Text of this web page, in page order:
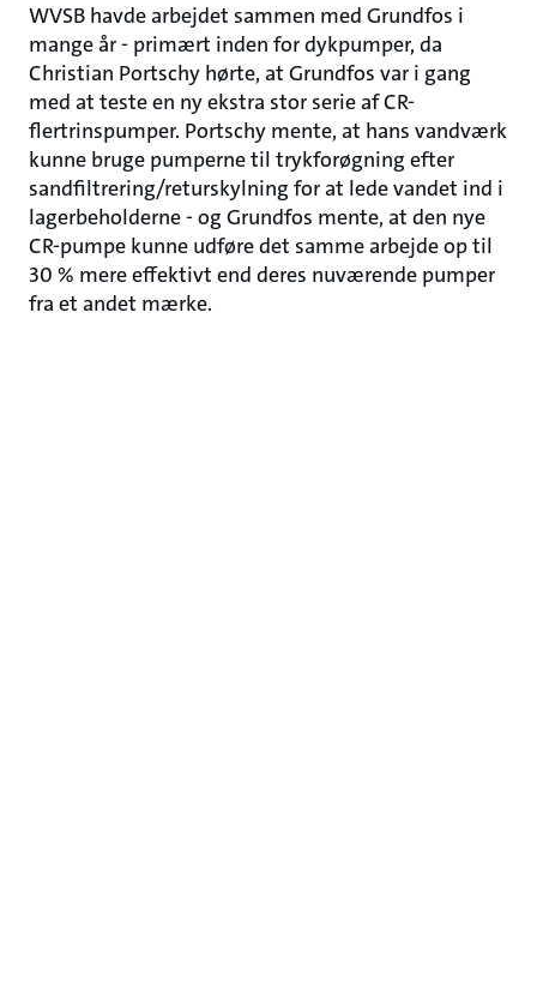
WVSB havde arbejdet sammen med Grundfos i
mange år - primært inden for dykpumper, da
Christian Portschy hørte, at Grundfos var i gang
med at teste en ny ekstra stor serie af CR-
flertrinspumper. Portschy mente, at hans vandværk
kunne bruge pumperne til trykforøgning efter
sandfiltrering/returskylning for at lede vandet ind i
lagerbeholderne - og Grundfos mente, at den nye
CR-pumpe kunne udføre det samme arbejde op til
30 % mere effektivt end deres nuværende pumper
fra et andet mærke.